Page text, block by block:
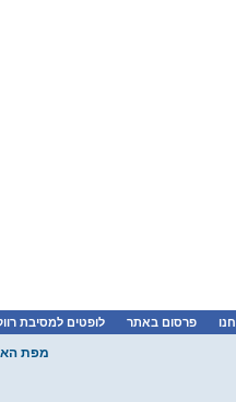
פרסום באתר לופטים למסיבת
מפת